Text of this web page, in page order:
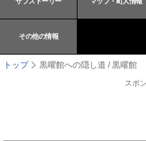
その他の情報
トップ 黒曜館への隠し道 / 黒曜館
スポ